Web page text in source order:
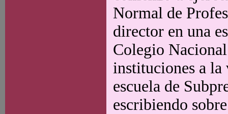
Normal de
director en una
Colegio
instituciones a la
escuela de
escribiendo